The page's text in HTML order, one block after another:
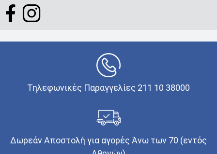
Τηλεφωνικές Παραγγελίες 211 10 38000
Δωρεάν Αποστολή για αγορές Άνω των 70 (εντός